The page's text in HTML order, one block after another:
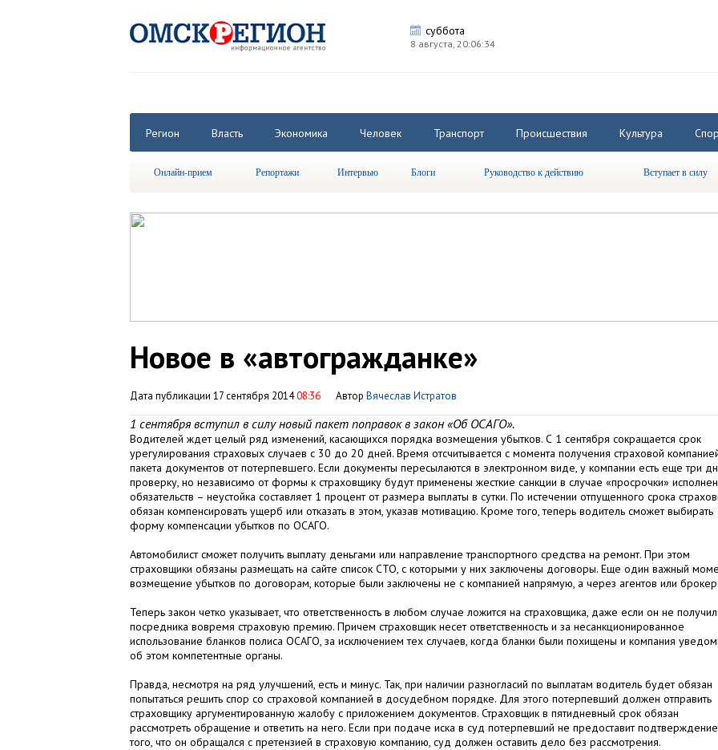
суббота
8 августа, 20:06:35
Регион Власть Экономика Человек Транспорт Происшествия Культура
Онлайн-прием Репортажи Интервью Блоги Руководство к действию Вступает в силу
Новое в «автогражданке»
Дата публикации 17 сентября 201408:36 Автор Вячеслав Истратов
1 сентября вступил в силу новый пакет поправок в закон «Об ОСАГО».
Водителей ждет целый ряд изменений, касающихся порядка возмещения убытков. С 1 сентября сокращается срок
урегулирования страховых случаев с 30 до 20 дней. Время отсчитывается с момента получения страховой
пакета документов от потерпевшего. Если документы пересылаются в электронном виде, у компании есть еще три
проверку, но независимо от формы к страховщику будут применены жесткие санкции в случае «просрочки»
обязательств – неустойка составляет 1 процент от размера выплаты в сутки. По истечении отпущенного срока
обязан компенсировать ущерб или отказать в этом, указав мотивацию. Кроме того, теперь водитель сможет выбирать
форму компенсации убытков по ОСАГО.
Автомобилист сможет получить выплату деньгами или направление транспортного средства на ремонт. При этом
страховщики обязаны размещать на сайте список СТО, с которыми у них заключены договоры. Еще один важный
возмещение убытков по договорам, которые были заключены не с компанией напрямую, а через агентов или
Теперь закон четко указывает, что ответственность в любом случае ложится на страховщика, даже если он не
посредника вовремя страховую премию. Причем страховщик несет ответственность и за несанкционированное
использование бланков полиса ОСАГО, за исключением тех случаев, когда бланки были похищены и компания
об этом компетентные органы.
Правда, несмотря на ряд улучшений, есть и минус. Так, при наличии разногласий по выплатам водитель будет обязан
попытаться решить спор со страховой компанией в досудебном порядке. Для этого потерпевший должен отправить
страховщику аргументированную жалобу с приложением документов. Страховщик в пятидневный срок обязан
рассмотреть обращение и ответить на него. Если при подаче иска в суд потерпевший не предоставит подтверждение
того, что он обращался с претензией в страховую компанию, суд должен оставить дело без рассмотрения.